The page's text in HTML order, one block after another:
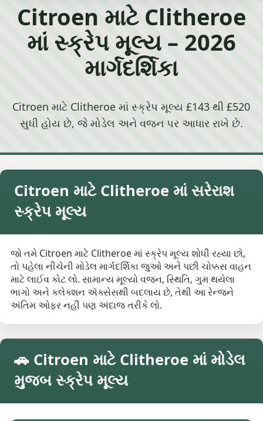
Citroen માટે Clitheroe
માં સ્ક્રેપ મૂલ્ય – 2026
માર્ગદર્શિકા
Citroen માટે Clitheroe માં સ્ક્રેપ મૂલ્ય £143 થી £520
સુધી હોય છે, જે મોડેલ અને વજન પર આધાર રાખે છે.
Citroen માટે Clitheroe માં સરેરાશ
સ્ક્રેપ મૂલ્ય
જો તમે Citroen માટે Clitheroe માં સ્ક્રેપ મૂલ્ય શોધી રહ્યા છો,
તો પહેલા નીચેની મોડેલ માર્ગદર્શિકા જુઓ અને પછી ચોક્કસ વાહન
માટે લાઈવ કોટ લો. સામાન્ય મૂલ્યો વજન, સ્થિતિ, ગુમ થયેલા
ભાગો અને કલેક્શન ઍક્સેસથી બદલાય છે, તેથી આ રેન્જને
અંતિમ ઓફર નહીં પણ અંદાજ તરીકે લો.
🚗 Citroen માટે Clitheroe માં મોડેલ
મુજબ સ્ક્રેપ મૂલ્ય